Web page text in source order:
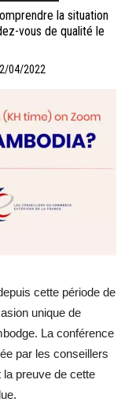
la situation
vous de qualité le
04/2022
cette période de
unique de
La conférence
par les conseillers
preuve de cette